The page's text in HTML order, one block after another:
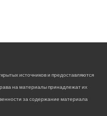
источников и предоставляются
на материалы принадлежат их
за содержание материала